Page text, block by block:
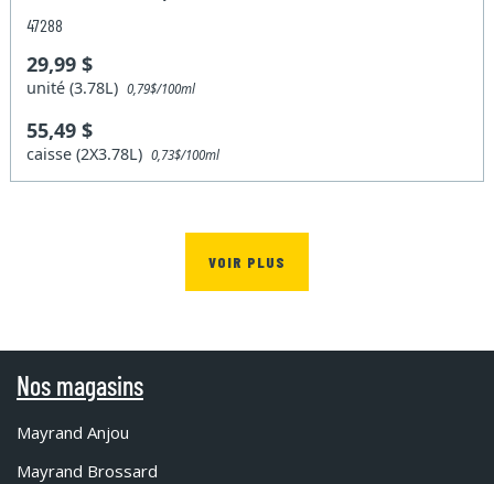
47288
29,99 $
unité (3.78L)0,79$/100ml
55,49 $
caisse (2X3.78L)0,73$/100ml
VOIR PLUS
Nos magasins
Mayrand Anjou
Mayrand Brossard